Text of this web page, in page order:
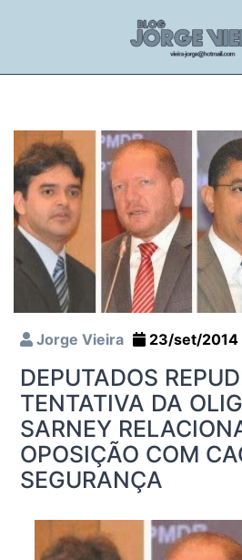
Jorge Vieira 23/set/2014
DEPUTADOS
TENTATIVA DA
SARNEY
OPOSIÇÃO COM
SEGURANÇA